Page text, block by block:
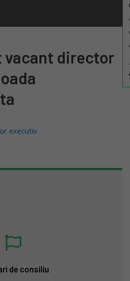
vacant director
executiv
de consiliu